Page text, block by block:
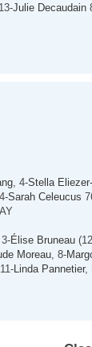
Julie Decaudain
, 4-Stella Eliezer-
Sarah Celeucus
Élise Bruneau
Moreau , 8-
Linda Pannetier,